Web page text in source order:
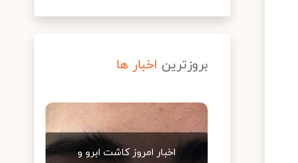
بروزترین اخبار ها
اخبار امروز کاشت ابرو و